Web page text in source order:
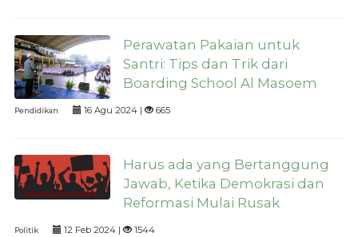
Perawatan Pakaian untuk
Santri: Tips dan Trik dari
Boarding School Al Masoem
Pendidikan 16 Agu 2024 | 665
Harus ada yang Bertanggung
Jawab, Ketika Demokrasi dan
Reformasi Mulai Rusak
Politik 12 Feb 2024 | 1544